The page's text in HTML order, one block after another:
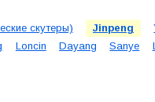
скутеры) Jinpeng
Loncin Dayang Sanye